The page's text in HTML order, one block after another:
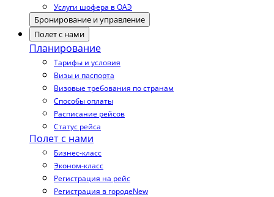
Услуги шофера в ОАЭ
Бронирование и управление
Полет с нами
Планирование
Тарифы и условия
Визы и паспорта
Визовые требования по странам
Способы оплаты
Расписание рейсов
Статус рейса
Полет с нами
Бизнес-класс
Эконом-класс
Регистрация на рейс
Регистрация в городеNew